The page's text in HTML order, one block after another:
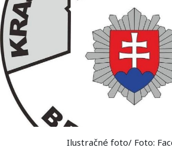
Ilustračné foto/ Foto: